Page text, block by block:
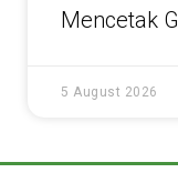
Mencetak
5 August 2026